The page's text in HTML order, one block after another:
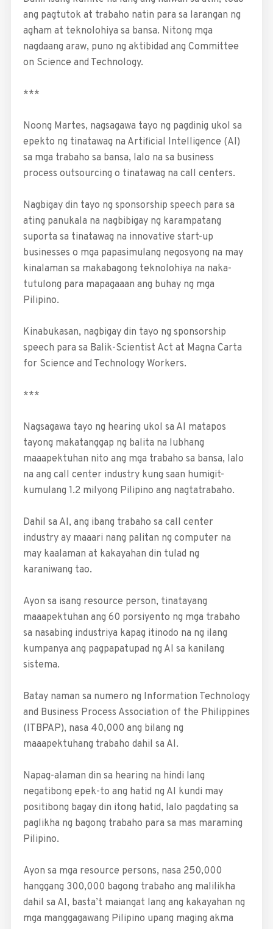
ang pagtutok at trabaho natin para sa larangan ng
agham at teknolohiya sa bansa. Nitong mga
nagdaang araw, puno ng aktibidad ang Committee
on Science and Technology.
***
Noong Martes, nagsagawa tayo ng pagdinig ukol sa
epekto ng tinatawag na Artificial Intelligence (AI)
sa mga trabaho sa bansa, lalo na sa business
process outsourcing o tinatawag na call centers.
Nagbigay din tayo ng sponsorship speech para sa
ating ­panukala na nagbibigay ng karampatang
suporta sa tinatawag na innovative start-up
businesses o mga papasimulang negosyong na may
kinalaman sa makabagong teknolohiya na naka­
tutulong para mapagaaan ang buhay ng mga
Pilipino.
Kinabukasan, nagbigay din tayo ng sponsorship
speech ­para sa Balik-Scientist Act at Magna Carta
for Science and Technology Workers.
***
Nagsagawa tayo ng hearing ukol sa AI matapos
tayong makatanggap ng balita na lubhang
maaapektuhan nito ang mga trabaho sa bansa, lalo
na ang call center industry kung saan ­humigit-
kumulang 1.2 milyong Pilipino ang nagtatrabaho.
Dahil sa AI, ang ibang trabaho sa call center
industry ay maaari nang palitan ng computer na
may kaalaman at kakayahan din tulad ng
karaniwang tao.
Ayon sa isang resource person, tinatayang
maaapektuhan ang 60 porsiyento ng mga trabaho
sa nasabing industriya kapag itinodo na ng ilang
kumpanya ang pagpapatupad ng AI sa kanilang
sistema.
Batay naman sa numero ng Information Technology
and Business Process Association of the Philippines
(ITBPAP), nasa 40,000 ang bilang ng
maaapektuhang trabaho dahil sa AI.
Napag-alaman din sa hearing na hindi lang
negatibong epek-to ang hatid ng AI kundi may
positibong bagay din itong ­hatid, lalo pagdating sa
paglikha ng bagong trabaho para sa mas maraming
Pilipino.
Ayon sa mga resource persons, nasa 250,000
hanggang 300,000 bagong trabaho ang malilikha
dahil sa AI, basta’t maiangat lang ang kakayahan ng
mga manggagawang Pilipino­ upang maging akma